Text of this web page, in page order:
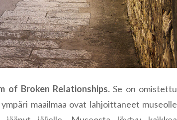
of Broken Relationships. Se on omistettu
maailmaa ovat lahjoittaneet museolle